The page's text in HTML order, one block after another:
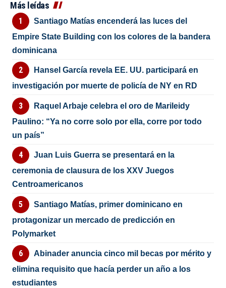
Más leídas
Santiago Matías encenderá las luces del
Empire State Building con los colores de la bandera
dominicana
Hansel García revela EE. UU. participará en
investigación por muerte de policía de NY en RD
Raquel Arbaje celebra el oro de Marileidy
Paulino: “Ya no corre solo por ella, corre por todo
un país”
Juan Luis Guerra se presentará en la
ceremonia de clausura de los XXV Juegos
Centroamericanos
Santiago Matías, primer dominicano en
protagonizar un mercado de predicción en
Polymarket
Abinader anuncia cinco mil becas por mérito y
elimina requisito que hacía perder un año a los
estudiantes